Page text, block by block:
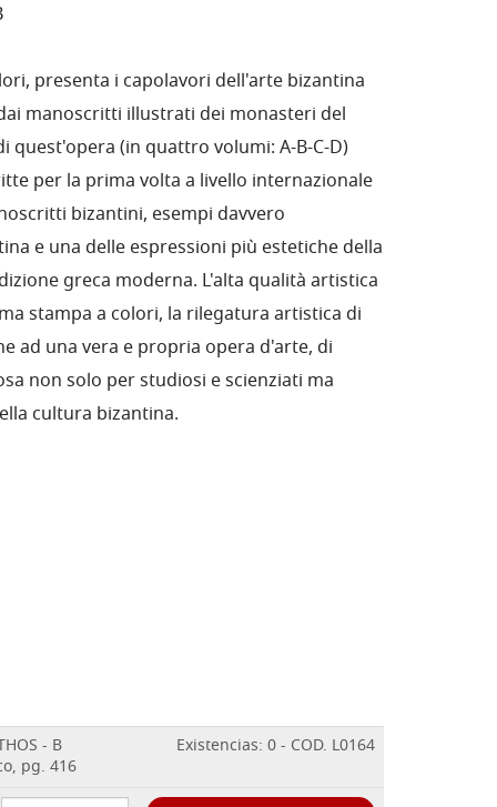
presenta i capolavori dell'arte bizantina
manoscritti illustrati dei monasteri del
quest'opera (in quattro volumi: A-B-C-D)
per la prima volta a livello internazionale
bizantini, esempi davvero
e una delle espressioni più estetiche della
greca moderna. L'alta qualità artistica
stampa a colori, la rilegatura artistica di
ad una vera e propria opera d'arte, di
non solo per studiosi e scienziati ma
cultura bizantina.
- B
pg. 416
Existencias: 0 - COD. L0164